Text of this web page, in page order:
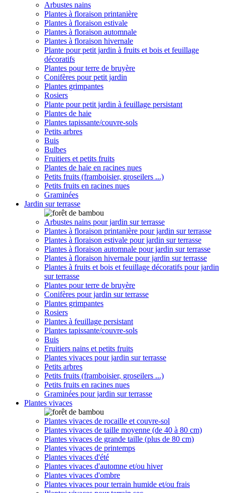
Arbustes nains
Plantes à floraison printanière
Plantes à floraison estivale
Plantes à floraison automnale
Plantes à floraison hivernale
Plante pour petit jardin à fruits et bois et feuillage
décoratifs
Plantes pour terre de bruyère
Conifères pour petit jardin
Plantes grimpantes
Rosiers
Plante pour petit jardin à feuillage persistant
Plantes de haie
Plantes tapissante/couvre-sols
Petits arbres
Buis
Bulbes
Fruitiers et petits fruits
Plantes de haie en racines nues
Petits fruits (framboisier, groseilers ...)
Petits fruits en racines nues
Graminées
Jardin sur terrasse
Arbustes nains pour jardin sur terrasse
Plantes à floraison printanière pour jardin sur terrasse
Plantes à floraison estivale pour jardin sur terrasse
Plantes à floraison automnale pour jardin sur terrasse
Plantes à floraison hivernale pour jardin sur terrasse
Plantes à fruits et bois et feuillage décoratifs pour jardin
sur terrasse
Plantes pour terre de bruyère
Conifères pour jardin sur terrasse
Plantes grimpantes
Rosiers
Plantes à feuillage persistant
Plantes tapissante/couvre-sols
Buis
Fruitiers nains et petits fruits
Plantes vivaces pour jardin sur terrasse
Petits arbres
Petits fruits (framboisier, groseilers ...)
Petits fruits en racines nues
Graminées pour jardin sur terrasse
Plantes vivaces
Plantes vivaces de rocaille et couvre-sol
Plantes vivaces de taille moyenne (de 40 à 80 cm)
Plantes vivaces de grande taille (plus de 80 cm)
Plantes vivaces de printemps
Plantes vivaces d'été
Plantes vivaces d'automne et/ou hiver
Plantes vivaces d'ombre
Plantes vivaces pour terrain humide et/ou frais